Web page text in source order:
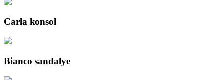
Carla konsol
Bianco sandalye